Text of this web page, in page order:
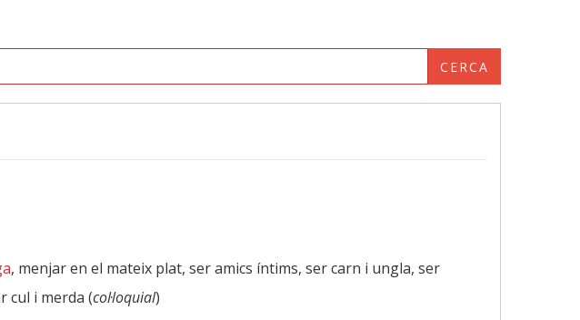
CERCA
, menjar en el mateix plat, ser amics íntims, ser carn i ungla, ser
cul i merda (col·loquial)